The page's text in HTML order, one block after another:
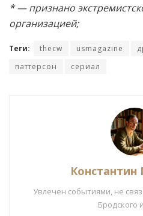
* — признано
организацией;
Теги: thecw usmagazine
паттерсон
сериал
Увлечен событиями, не
Бродского